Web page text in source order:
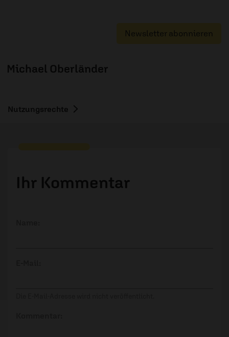
Newsletter abonnieren
Michael Oberländer
Nutzungsrechte
Ihr Kommentar